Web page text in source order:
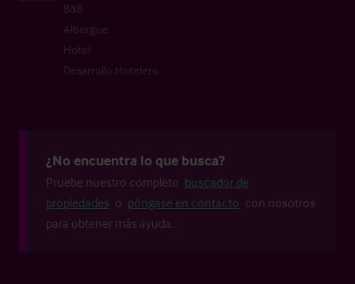
B&B
Albergue
Hotel
Desarrollo Hotelero
¿No encuentra lo que busca?
Pruebe nuestro completo buscador de
propiedades o póngase en contacto con nosotros
para obtener más ayuda.